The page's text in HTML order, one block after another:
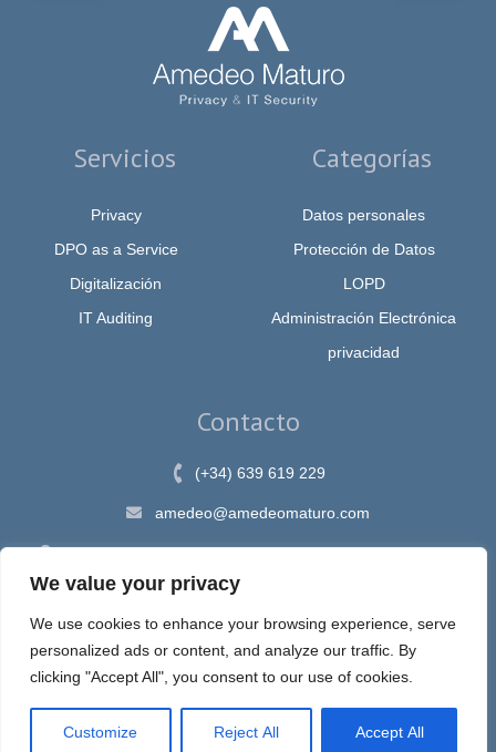
We value your privacy
We use cookies to enhance your browsing experience, serve
personalized ads or content, and analyze our traffic. By
clicking "Accept All", you consent to our use of cookies.
Customize Reject All Accept All
Servicios
Privacy
DPO as a Service
Digitalización
IT Auditing
Categorías
Datos personales
Protección de Datos
LOPD
Administración Electrónica
privacidad
Contacto
(+34) 639 619 229
amedeo@amedeomaturo.com
Av. Rambla Méndez Núnez, 12, Alicante 03002, España
Aviso Legal|Política de Privacidad|Política de cookies
Espira, sastre de tus ideas en internet © 2020